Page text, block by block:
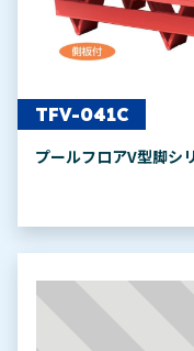
TFV-041C
プールフロアV型脚シ